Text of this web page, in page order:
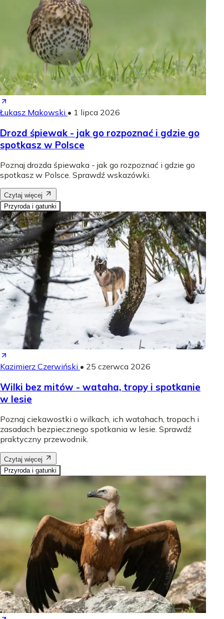
Łukasz Makowski • 1 lipca 2026
Drozd śpiewak - jak go rozpoznać i gdzie go
spotkasz w Polsce
Poznaj drozda śpiewaka - jak go rozpoznać i gdzie go
spotkasz w Polsce. Sprawdź wskazówki.
Czytaj więcej
Przyroda i gatunki
Kazimierz Czerwiński • 25 czerwca 2026
Wilki bez mitów - wataha, tropy i spotkanie
w lesie
Poznaj ciekawostki o wilkach, ich watahach, tropach i
zasadach bezpiecznego spotkania w lesie. Sprawdź
praktyczny przewodnik.
Czytaj więcej
Przyroda i gatunki